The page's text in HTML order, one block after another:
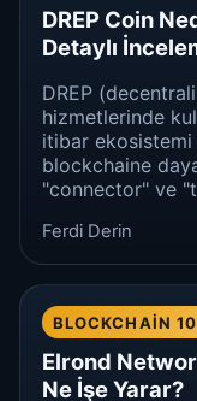
DREP Coin
Detaylı
DREP
hizmetlerinde
itibar ekosistemi
blockchaine
"connector" ve
Ferdi Derin
BLOCKCHAIN
Elrond
Ne İşe Yarar?